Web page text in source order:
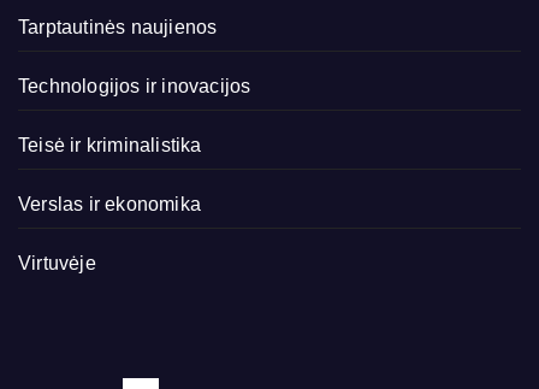
Tarptautinės naujienos
Technologijos ir inovacijos
Teisė ir kriminalistika
Verslas ir ekonomika
Virtuvėje